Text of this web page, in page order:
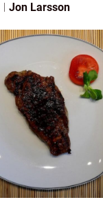
Jon Larsson